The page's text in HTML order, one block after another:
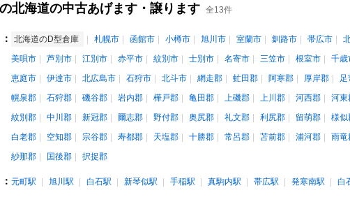
の北海道の中古あげます・譲ります 全13件
： 北海道のD型倉庫 札幌市 函館市 小樽市 旭川市 室蘭市 釧路市 帯広市
美唄市
芦別市 江別市 赤平市 紋別市 士別市 名寄市 三笠市 根室市 千歳
恵庭市
伊達市 北広島市 石狩市 北斗市 網走郡 虻田郡 阿寒郡 厚岸郡
幌泉郡
石狩郡 磯谷郡 岩内郡 樺戸郡 亀田郡 上磯郡 上川郡 河西郡 河東
紋別郡
中川郡 新冠郡 爾志郡 野付郡 奥尻郡 礼文郡 利尻郡 留萌郡 様似
白老郡
空知郡 宗谷郡 寿都郡 天塩郡 十勝郡 常呂郡 苫前郡 浦河郡 雨竜
紗那郡
国後郡 択捉郡
： 元町駅 旭川駅 白石駅 新琴似駅 手稲駅 真駒内駅 帯広駅 発寒南駅 白